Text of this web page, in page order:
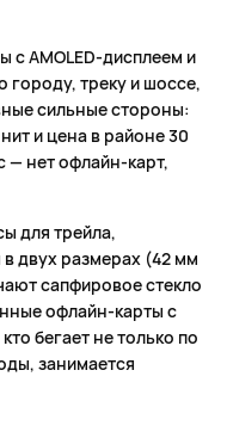
с AMOLED-дисплеем и
городу, треку и шоссе,
сильные стороны:
и цена в районе 30
— нет офлайн-карт,
для трейла,
двух размерах (42 мм
сапфировое стекло
офлайн-карты с
бегает не только по
занимается